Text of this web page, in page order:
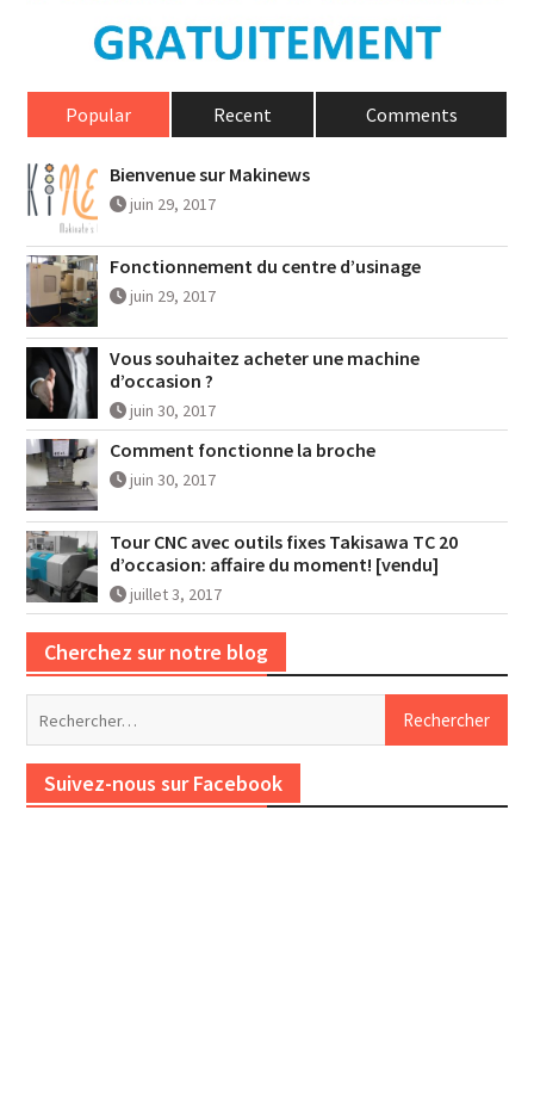
Popular Recent Comments
Bienvenue sur Makinews
juin 29, 2017
Fonctionnement du centre d’usinage
juin 29, 2017
Vous souhaitez acheter une machine
d’occasion ?
juin 30, 2017
Comment fonctionne la broche
juin 30, 2017
Tour CNC avec outils fixes Takisawa TC 20
d’occasion: affaire du moment! [vendu]
juillet 3, 2017
Cherchez sur notre blog
Suivez-nous sur Facebook